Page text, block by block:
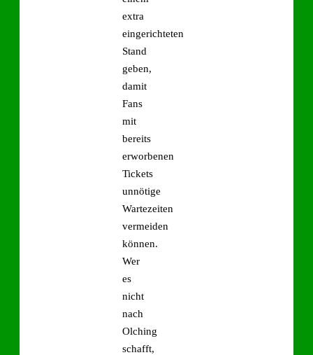
extra
eingerichteten
Stand
geben,
damit
Fans
mit
bereits
erworbenen
Tickets
unnötige
Wartezeiten
vermeiden
können.
Wer
es
nicht
nach
Olching
schafft,